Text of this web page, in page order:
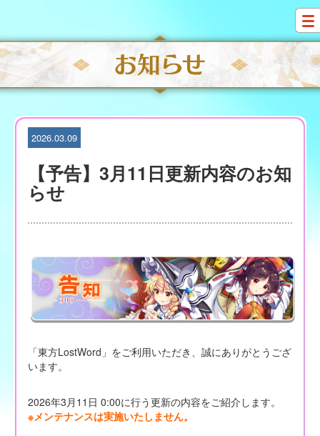
i
p
t
o
c
2026.03.09
【予告】3月11日更新内容のお知
らせ
「東方LostWord」をご利用いただき、誠にありがとうござ
います。
2026年3月11日 0:00に行う更新の内容をご紹介します。
※メンテナンスは実施いたしません。